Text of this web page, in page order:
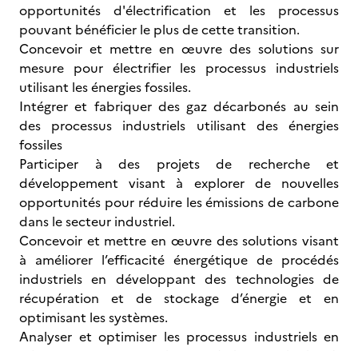
opportunités d'électrification et les processus
pouvant bénéficier le plus de cette transition.
Concevoir et mettre en œuvre des solutions sur
mesure pour électrifier les processus industriels
utilisant les énergies fossiles.
Intégrer et fabriquer des gaz décarbonés au sein
des processus industriels utilisant des énergies
fossiles
Participer à des projets de recherche et
développement visant à explorer de nouvelles
opportunités pour réduire les émissions de carbone
dans le secteur industriel.
Concevoir et mettre en œuvre des solutions visant
à améliorer l’efficacité énergétique de procédés
industriels en développant des technologies de
récupération et de stockage d’énergie et en
optimisant les systèmes.
Analyser et optimiser les processus industriels en